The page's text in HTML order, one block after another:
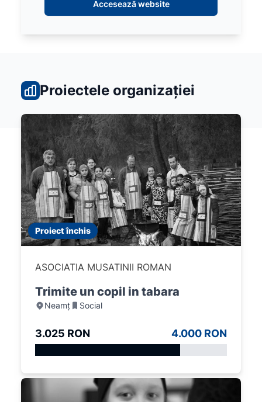
Accesează website
Proiectele organizației
Proiect închis
ASOCIATIA MUSATINII ROMAN
Trimite un copil in tabara
Neamț Social
3.025 RON 4.000 RON